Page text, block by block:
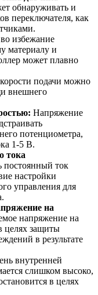
обнаруживать и
переключателя, как
избежание
материалу и
может плавно
подачи можно
внешнего
Напряжение
потенциометра,
1-5 В.
тока
постоянный ток
настройки
управления для
на
напряжение на
целях защиты
в результате
внутренней
слишком высоко,
в целях